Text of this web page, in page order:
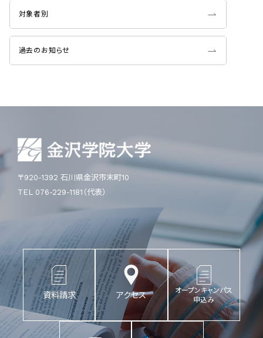
対象者別
過去のお知らせ
〒920-1392 石川県金沢市末町10
TEL 076-229-1181（代表）
資料請求 アクセス
オープンキャンパス
申込み